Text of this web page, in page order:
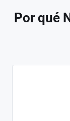
Por qué